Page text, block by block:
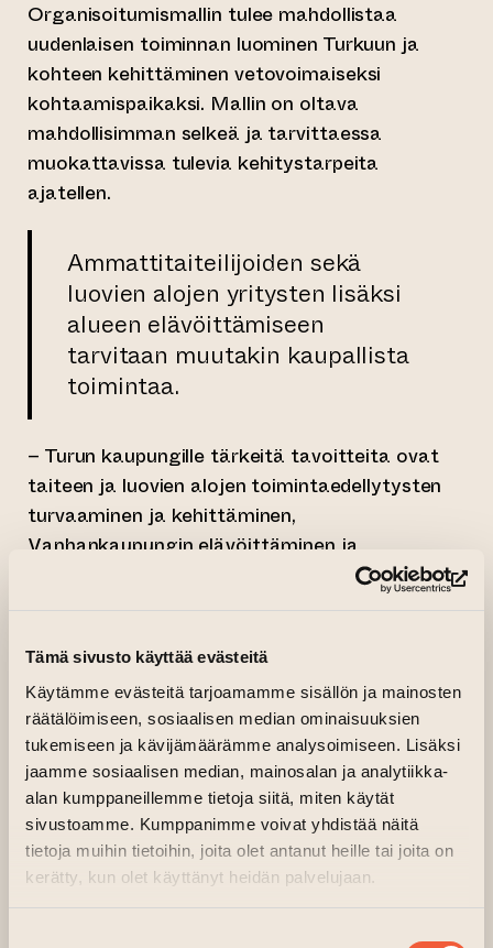
Tämä sivusto käyttää evästeitä
Käytämme evästeitä tarjoamamme sisällön ja mainosten
räätälöimiseen, sosiaalisen median ominaisuuksien
tukemiseen ja kävijämäärämme analysoimiseen. Lisäksi
jaamme sosiaalisen median, mainosalan ja analytiikka-
alan kumppaneillemme tietoja siitä, miten käytät
sivustoamme. Kumppanimme voivat yhdistää näitä
tietoja muihin tietoihin, joita olet antanut heille tai joita on
kerätty, kun olet käyttänyt heidän palvelujaan.
Organisoitumismallin tulee mahdollistaa
uudenlaisen toiminnan luominen Turkuun ja
kohteen kehittäminen vetovoimaiseksi
kohtaamispaikaksi. Mallin on oltava
mahdollisimman selkeä ja tarvittaessa
muokattavissa tulevia kehitystarpeita
ajatellen.
Ammattitaiteilijoiden sekä
luovien alojen yritysten lisäksi
alueen elävöittämiseen
tarvitaan muutakin kaupallista
toimintaa.
– Turun kaupungille tärkeitä tavoitteita ovat
taiteen ja luovien alojen toimintaedellytysten
turvaaminen ja kehittäminen,
Vanhankaupungin elävöittäminen ja
uudenlaisen toiminnan luominen Turkuun.
Ammattitaiteilijoiden sekä luovien alojen
tarvitaan muutakin kaupallista toimintaa,
pormestariMinna Arvekertoo kaupungin
strategisen kehittämisen tavoitteista.
Yhteisissä keskusteluissa on haettu ratkaisua,
jolla varmistetaan alueen ja Taiteen talo -
konseptin kehittäminen sekä avoimeen
yhteistyöhön ja läpinäkyvyyteen perustuva
toimintamalli.